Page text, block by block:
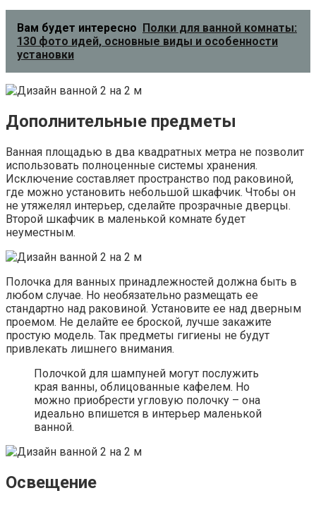
Вам будет интересно Полки для ванной комнаты:
130 фото идей, основные виды и особенности
установки
Дополнительные предметы
Ванная площадью в два квадратных метра не позволит
использовать полноценные системы хранения.
Исключение составляет пространство под раковиной,
где можно установить небольшой шкафчик. Чтобы он
не утяжелял интерьер, сделайте прозрачные дверцы.
Второй шкафчик в маленькой комнате будет
неуместным.
Полочка для ванных принадлежностей должна быть в
любом случае. Но необязательно размещать ее
стандартно над раковиной. Установите ее над дверным
проемом. Не делайте ее броской, лучше закажите
простую модель. Так предметы гигиены не будут
привлекать лишнего внимания.
Полочкой для шампуней могут послужить
края ванны, облицованные кафелем. Но
можно приобрести угловую полочку – она
идеально впишется в интерьер маленькой
ванной.
Освещение